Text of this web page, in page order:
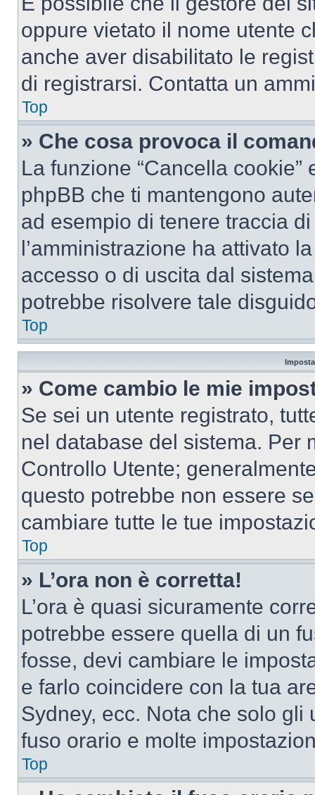
oppure vietato il nome utente
anche aver disabilitato le
di registrarsi. Contatta un
Top
» Che cosa provoca il
La funzione “Cancella
phpBB che ti mantengono
ad esempio di tenere traccia
l’amministrazione ha attivato
accesso o di uscita dal
potrebbe risolvere tale
Top
» Come cambio le mie
Se sei un utente registrato,
nel database del sistema. Per
Controllo Utente;
questo potrebbe non essere
cambiare tutte le tue
Top
» L’ora non è corretta!
L’ora è quasi sicuramente
potrebbe essere quella di un
fosse, devi cambiare le
e farlo coincidere con la tua
Sydney, ecc. Nota che solo
fuso orario e molte
Top